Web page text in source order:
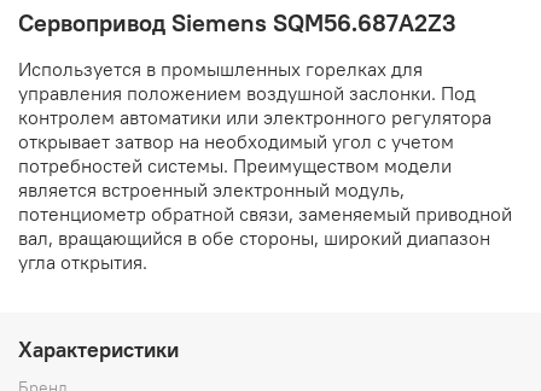
Сервопривод Siemens SQM56.687A2Z3
Используется в промышленных горелках для
управления положением воздушной заслонки. Под
контролем автоматики или электронного регулятора
открывает затвор на необходимый угол с учетом
потребностей системы. Преимуществом модели
является встроенный электронный модуль,
потенциометр обратной связи, заменяемый приводной
вал, вращающийся в обе стороны, широкий диапазон
угла открытия.
Характеристики